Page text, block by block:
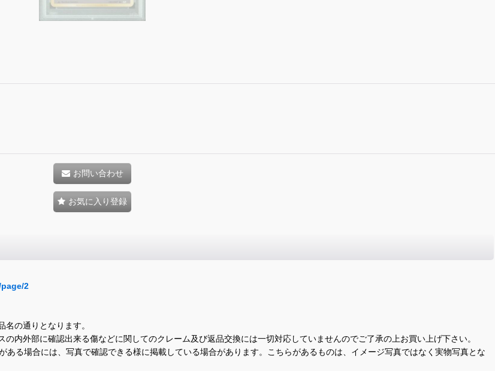
お問い合わせ
お気に入り登録
2
の通りとなります。
内外部に確認出来る傷などに関してのクレーム及び返品交換には一切対応していませんのでご了承の上お買い上げ下さい。
る場合には、写真で確認できる様に掲載している場合があります。こちらがあるものは、イメージ写真ではなく実物写真とな